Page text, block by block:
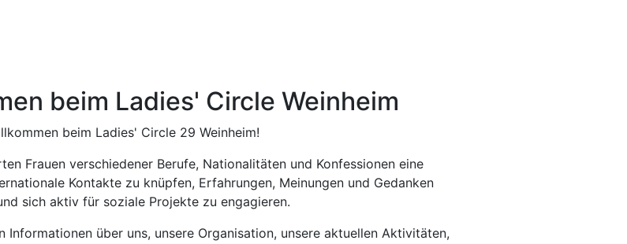
beim Ladies' Circle Weinheim
beim Ladies' Circle 29 Weinheim!
Frauen verschiedener Berufe, Nationalitäten und Konfessionen eine
Kontakte zu knüpfen, Erfahrungen, Meinungen und Gedanken
sich aktiv für soziale Projekte zu engagieren.
über uns, unsere Organisation, unsere aktuellen Aktivitäten,